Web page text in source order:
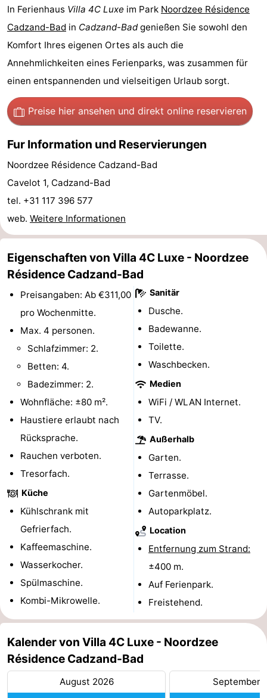
&
-
Denkmäler
-
Mühlen
-
Rundfahrten
-
Spielplätze
-
Indoor-
Spielplätze
-
Bowling
Minigolfplätze
Wellness-
Zentren
Dörfer
Natur
-
Reiten
-
Surfen
Seehunden
und
trinken
Veranstaltungen
Praktisch
Forum
In Ferienhaus Villa 4C Luxe im Park Noordzee Résidence
Cadzand-Bad in Cadzand-Badgenießen Sie sowohl den
Komfort Ihres eigenen Ortes als auch die
Annehmlichkeiten eines Ferienparks, was zusammen für
einen entspannenden und vielseitigen Urlaub sorgt.
Preise hier ansehen und direkt online reservieren
Fur Information und Reservierungen
Noordzee Résidence Cadzand-Bad
Cavelot 1, Cadzand-Bad
tel. +31 117 396 577
web. Weitere Informationen
Eigenschaften von Villa 4C Luxe - Noordzee
Résidence Cadzand-Bad
Preisangaben: Ab €311,00
pro Wochenmitte.
Max. 4 personen.
Schlafzimmer: 2.
Betten: 4.
Badezimmer: 2.
Wohnfläche: ±80 m².
Haustiere erlaubt nach
Rücksprache.
Rauchen verboten.
Tresorfach.
Küche
Kühlschrank mit
Gefrierfach.
Kaffeemaschine.
Wasserkocher.
Spülmaschine.
Kombi-Mikrowelle.
Sanitär
Dusche.
Badewanne.
Toilette.
Waschbecken.
Medien
WiFi / WLAN Internet.
TV.
Außerhalb
Garten.
Terrasse.
Gartenmöbel.
Autoparkplatz.
Location
Entfernung zum Strand:
±400 m.
Auf Ferienpark.
Freistehend.
Kalender von Villa 4C Luxe - Noordzee
Résidence Cadzand-Bad
August 2026 September